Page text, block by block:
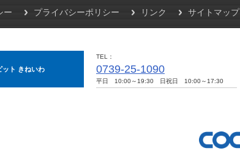
ー プライバシーポリシー リンク サイトマップ
ット きねいわ
TEL
0739-25-1090
平日 10:00～19:30 日祝日 10:00～17:30